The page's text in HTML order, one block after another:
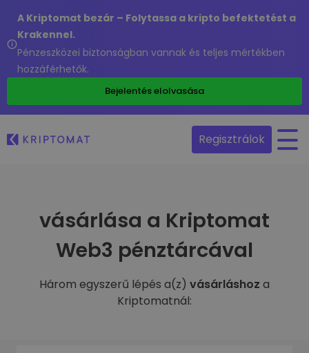
A Kriptomat bezár – Folytassa a kripto befektetést a
Krakennel.
Pénzeszközei biztonságban vannak és teljes mértékben
hozzáférhetők.
Bejelentés elolvasása
Regisztrálok
vásárlása a Kriptomat
Web3 pénztárcával
Három egyszerű lépés a(z) vásárláshoz a
Kriptomatnál: